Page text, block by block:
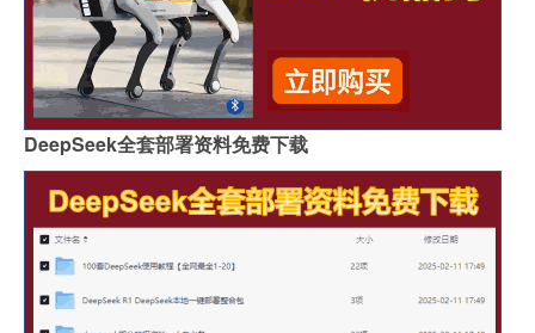
DeepSeek全套部署资料免费下载